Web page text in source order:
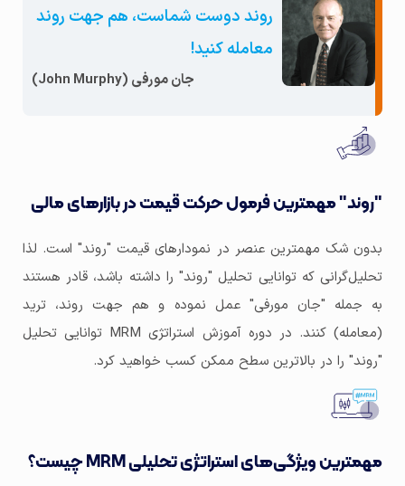
روند دوست شماست، هم جهت روند
معامله کنید!
جان مورفی (John Murphy)
"روند" مهمترین فرمول حرکت قیمت در بازارهای مالی
بدون شک مهمترین عنصر در نمودارهای قیمت "روند" است. لذا
تحلیل‌گرانی که توانایی تحلیل "روند" را داشته باشد، قادر هستند
به جمله "جان مورفی" عمل نموده و هم جهت روند، ترید
(معامله) کنند. در دوره آموزش استراتژی MRM توانایی تحلیل
"روند" را در بالاترین سطح ممکن کسب خواهید کرد.
مهمترین ویژگی‌های استراتژی تحلیلی MRM چیست؟